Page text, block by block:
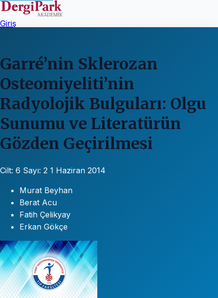
Giriş
Garré’nin Sklerozan
Osteomiyeliti’nin
Radyolojik Bulguları: Olgu
Sunumu ve Literatürün
Gözden Geçirilmesi
Cilt: 6 Sayı: 2 1 Haziran 2014
Murat Beyhan
Berat Acu
Fatih Çelikyay
Erkan Gökçe